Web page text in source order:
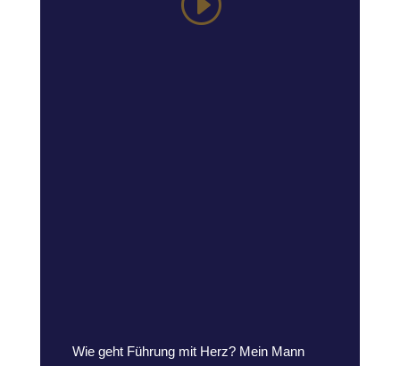
Wie geht Führung mit Herz? Mein Mann